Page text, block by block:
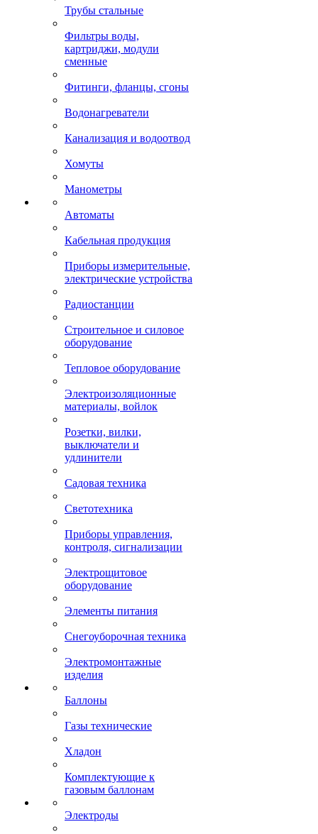
Трубы стальные
Фильтры воды,
картриджи, модули
сменные
Фитинги, фланцы, сгоны
Водонагреватели
Канализация и водоотвод
Хомуты
Манометры
Автоматы
Кабельная продукция
Приборы измерительные,
электрические устройства
Радиостанции
Строительное и силовое
оборудование
Тепловое оборудование
Электроизоляционные
материалы, войлок
Розетки, вилки,
выключатели и
удлинители
Садовая техника
Светотехника
Приборы управления,
контроля, сигнализации
Электрощитовое
оборудование
Элементы питания
Снегоуборочная техника
Электромонтажные
изделия
Баллоны
Газы технические
Хладон
Комплектующие к
газовым баллонам
Электроды